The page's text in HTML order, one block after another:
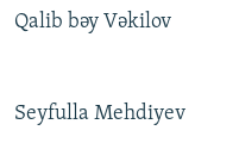
Qalib bəy Vəkilov
Seyfulla Mehdiyev